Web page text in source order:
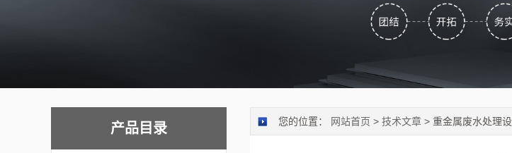
产品目录 您的位置： 网站首页 > 技术文章 > 重金属废水处理